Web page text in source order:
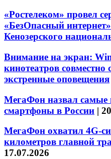
«Ростелеком» провел
«БезОпасный
Кенозерского
Внимание на экран:
кинотеатров
экстренные оповещения
МегаФон назвал самые
смартфоны в России |
МегаФон охватил 4G-
километров главной
17.07.2026